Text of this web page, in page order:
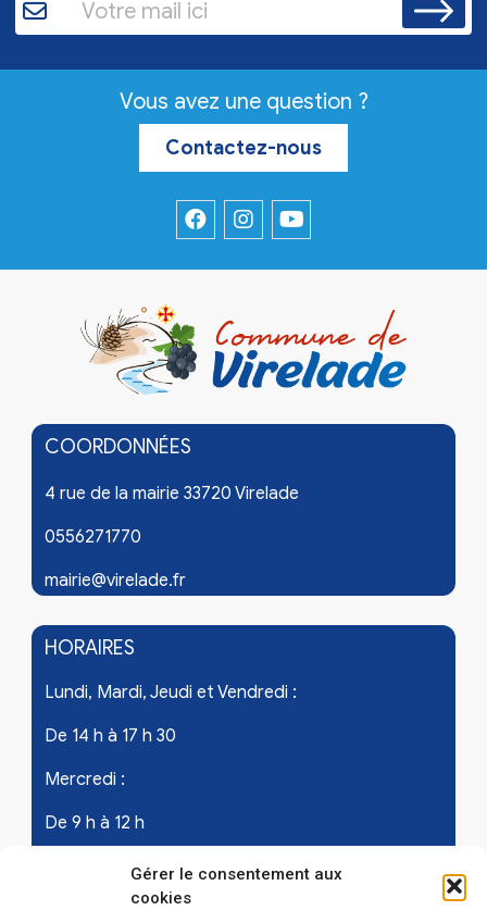
Gérer le consentement aux
cookies
Vous avez une question ?
Contactez-nous
COORDONNÉES
4 rue de la mairie 33720 Virelade
0556271770
mairie@virelade.fr
HORAIRES
Lundi, Mardi, Jeudi et Vendredi :
De 14 h à 17 h 30
Mercredi :
De 9 h à 12 h
Samedi - les 1er et 3ème de chaque mois :
De 9 h à 12 h